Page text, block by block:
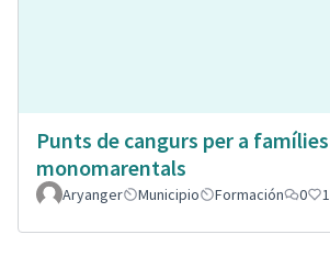
Punts de cangurs per a famílies
monomarentals
Aryanger Municipio Formación 0 1